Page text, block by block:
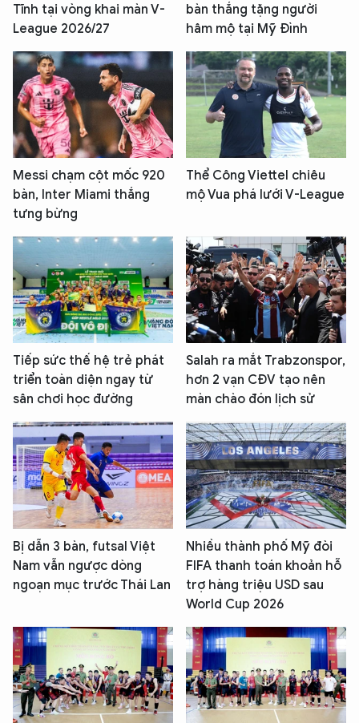
Tĩnh tại vòng khai màn V-
League 2026/27
bàn thắng tặng người
hâm mộ tại Mỹ Đình
Messi chạm cột mốc 920
bàn, Inter Miami thắng
tưng bừng
Thể Công Viettel chiêu
mộ Vua phá lưới V-League
Tiếp sức thế hệ trẻ phát
triển toàn diện ngay từ
sân chơi học đường
Salah ra mắt Trabzonspor,
hơn 2 vạn CĐV tạo nên
màn chào đón lịch sử
Bị dẫn 3 bàn, futsal Việt
Nam vẫn ngược dòng
ngoạn mục trước Thái Lan
Nhiều thành phố Mỹ đòi
FIFA thanh toán khoản hỗ
trợ hàng triệu USD sau
World Cup 2026